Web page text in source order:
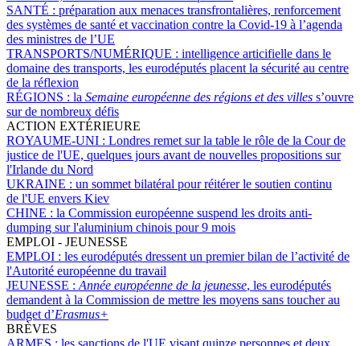
SANTÉ : préparation aux menaces transfrontalières, renforcement
des systèmes de santé et vaccination contre la Covid-19 à l’agenda
des ministres de l’UE
TRANSPORTS/NUMÉRIQUE : intelligence articifielle dans le
domaine des transports, les eurodéputés placent la sécurité au centre
de la réflexion
RÉGIONS : la Semaine européenne des régions et des villes s’ouvre
sur de nombreux défis
ACTION EXTÉRIEURE
ROYAUME-UNI : Londres remet sur la table le rôle de la Cour de
justice de l'UE, quelques jours avant de nouvelles propositions sur
l'Irlande du Nord
UKRAINE : un sommet bilatéral pour réitérer le soutien continu
de l'UE envers Kiev
CHINE : la Commission européenne suspend les droits anti-
dumping sur l'aluminium chinois pour 9 mois
EMPLOI - JEUNESSE
EMPLOI : les eurodéputés dressent un premier bilan de l’activité de
l'Autorité européenne du travail
JEUNESSE : Année européenne de la jeunesse, les eurodéputés
demandent à la Commission de mettre les moyens sans toucher au
budget d’Erasmus+
BRÈVES
ARMES : les sanctions de l'UE visant quinze personnes et deux